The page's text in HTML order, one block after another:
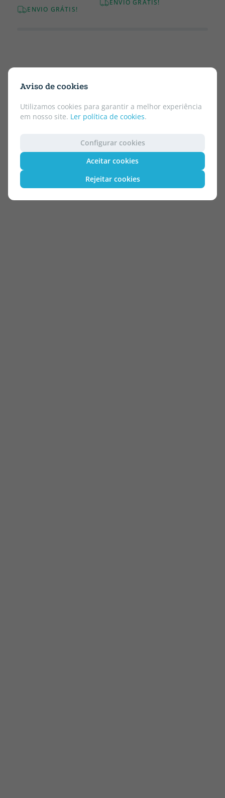
Aviso de cookies
Utilizamos cookies para garantir a melhor experiência
em nosso site. Ler política de cookies.
Configurar cookies
Aceitar cookies
Rejeitar cookies
ENVIO GRÁTIS!
ENVIO GRÁTIS!